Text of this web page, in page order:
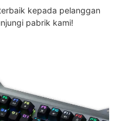
kepada pelanggan
pabrik kami!